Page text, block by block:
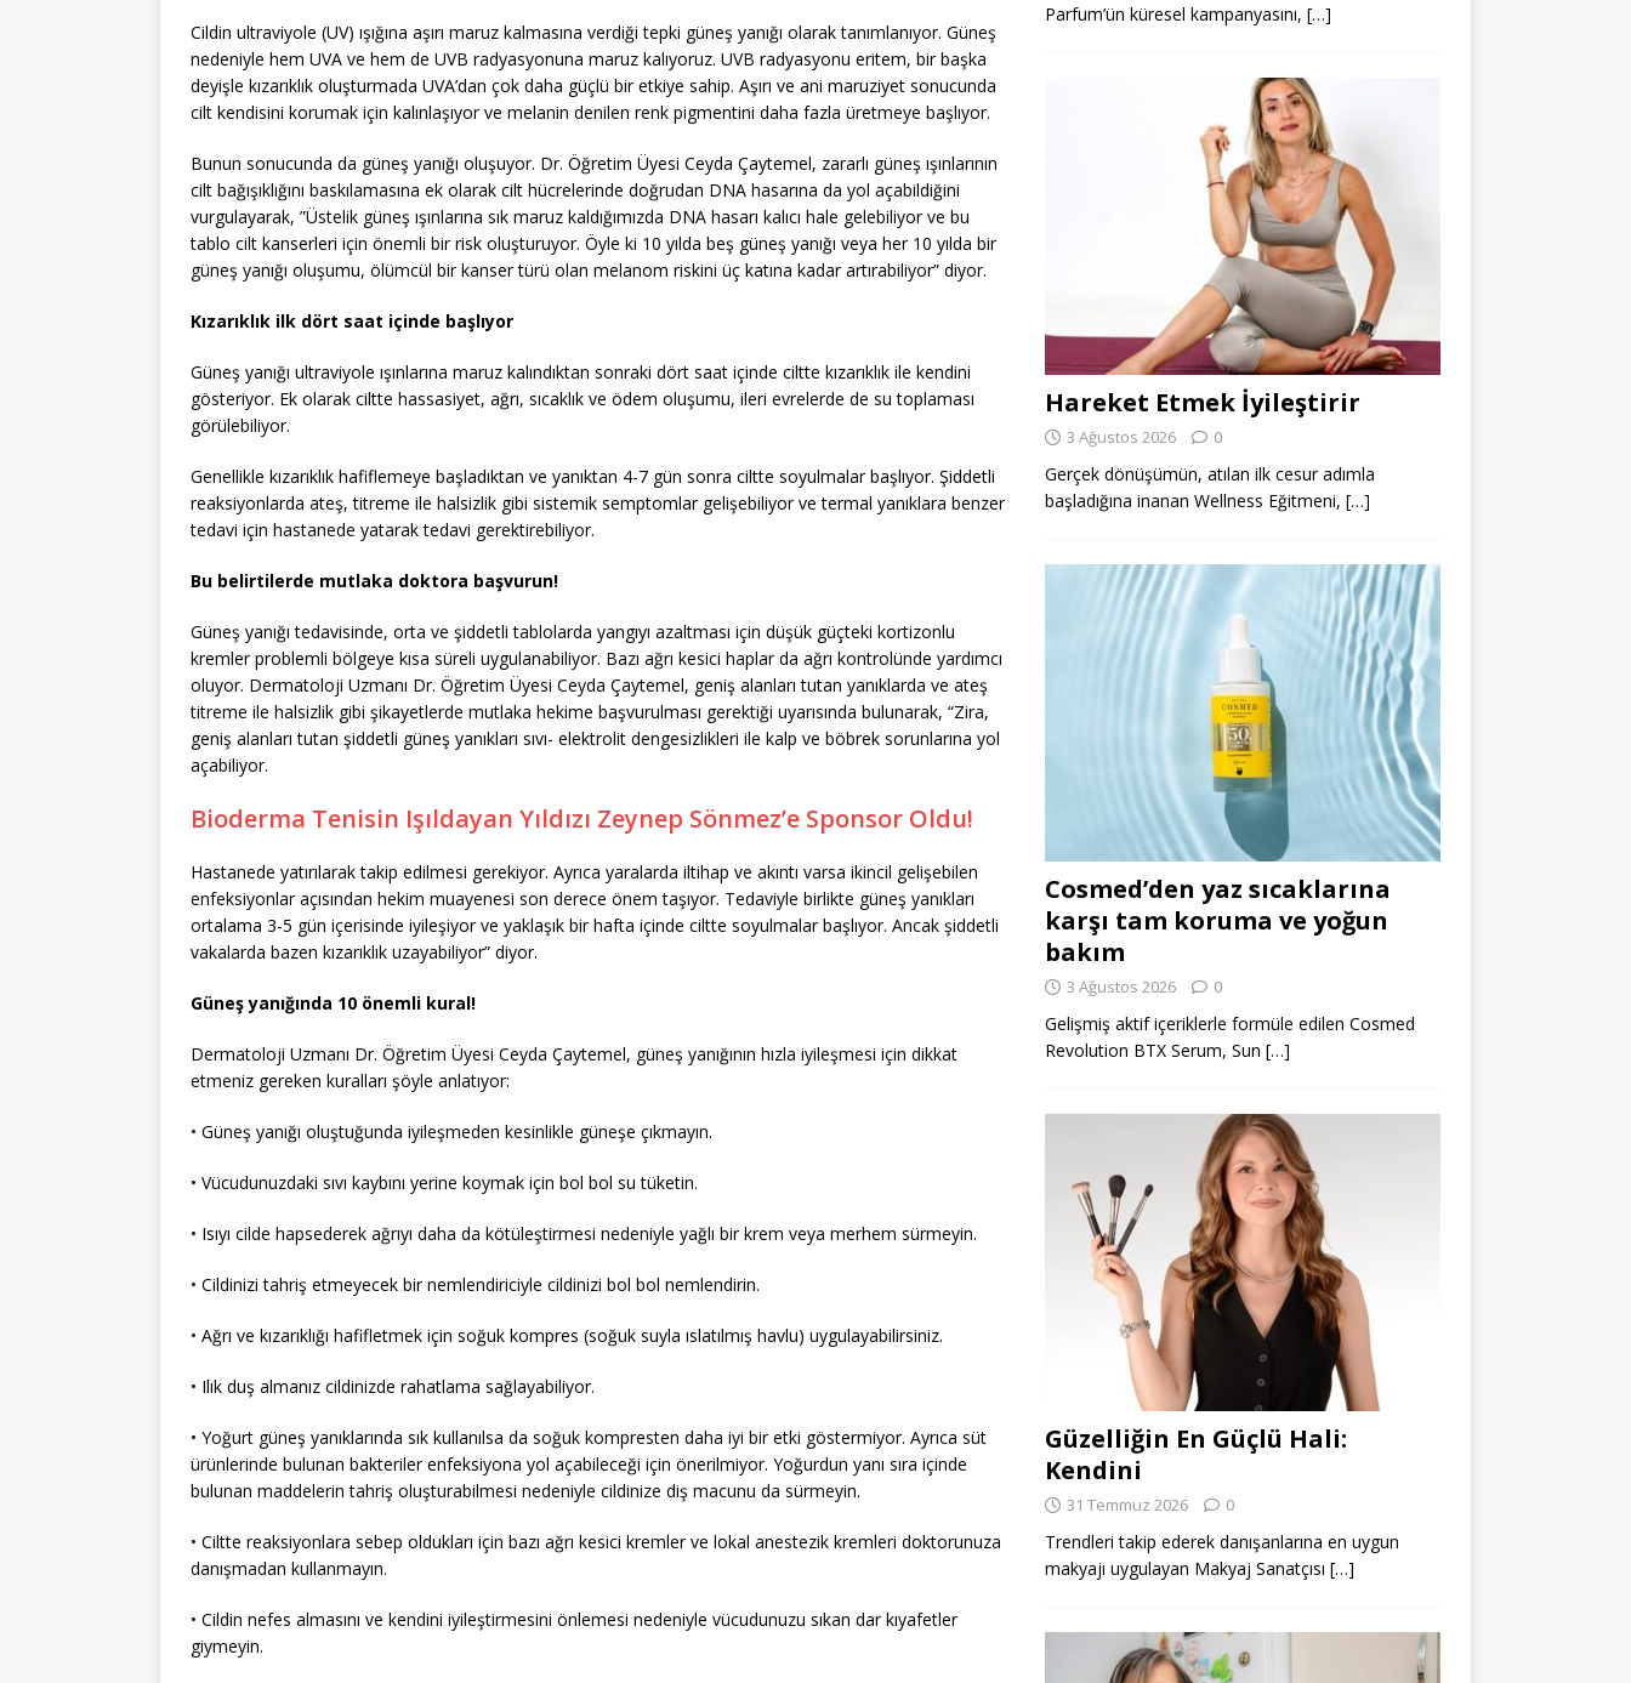
Cildin ultraviyole (UV) ışığına aşırı maruz kalmasına verdiği tepki güneş yanığı olarak tanımlanıyor. Güneş
nedeniyle hem UVA ve hem de UVB radyasyonuna maruz kalıyoruz. UVB radyasyonu eritem, bir başka
deyişle kızarıklık oluşturmada UVA’dan çok daha güçlü bir etkiye sahip. Aşırı ve ani maruziyet sonucunda
cilt kendisini korumak için kalınlaşıyor ve melanin denilen renk pigmentini daha fazla üretmeye başlıyor.
Bunun sonucunda da güneş yanığı oluşuyor. Dr. Öğretim Üyesi Ceyda Çaytemel, zararlı güneş ışınlarının
cilt bağışıklığını baskılamasına ek olarak cilt hücrelerinde doğrudan DNA hasarına da yol açabildiğini
vurgulayarak, ”Üstelik güneş ışınlarına sık maruz kaldığımızda DNA hasarı kalıcı hale gelebiliyor ve bu
tablo cilt kanserleri için önemli bir risk oluşturuyor. Öyle ki 10 yılda beş güneş yanığı veya her 10 yılda bir
güneş yanığı oluşumu, ölümcül bir kanser türü olan melanom riskini üç katına kadar artırabiliyor” diyor.
Kızarıklık ilk dört saat içinde başlıyor
Güneş yanığı ultraviyole ışınlarına maruz kalındıktan sonraki dört saat içinde ciltte kızarıklık ile kendini
gösteriyor. Ek olarak ciltte hassasiyet, ağrı, sıcaklık ve ödem oluşumu, ileri evrelerde de su toplaması
görülebiliyor.
Genellikle kızarıklık hafiflemeye başladıktan ve yanıktan 4-7 gün sonra ciltte soyulmalar başlıyor. Şiddetli
reaksiyonlarda ateş, titreme ile halsizlik gibi sistemik semptomlar gelişebiliyor ve termal yanıklara benzer
tedavi için hastanede yatarak tedavi gerektirebiliyor.
Bu belirtilerde mutlaka doktora başvurun!
Güneş yanığı tedavisinde, orta ve şiddetli tablolarda yangıyı azaltması için düşük güçteki kortizonlu
kremler problemli bölgeye kısa süreli uygulanabiliyor. Bazı ağrı kesici haplar da ağrı kontrolünde yardımcı
oluyor. Dermatoloji Uzmanı Dr. Öğretim Üyesi Ceyda Çaytemel, geniş alanları tutan yanıklarda ve ateş
titreme ile halsizlik gibi şikayetlerde mutlaka hekime başvurulması gerektiği uyarısında bulunarak, “Zira,
geniş alanları tutan şiddetli güneş yanıkları sıvı- elektrolit dengesizlikleri ile kalp ve böbrek sorunlarına yol
açabiliyor.
Bioderma Tenisin Işıldayan Yıldızı Zeynep Sönmez’e Sponsor Oldu!
Hastanede yatırılarak takip edilmesi gerekiyor. Ayrıca yaralarda iltihap ve akıntı varsa ikincil gelişebilen
enfeksiyonlar açısından hekim muayenesi son derece önem taşıyor. Tedaviyle birlikte güneş yanıkları
ortalama 3-5 gün içerisinde iyileşiyor ve yaklaşık bir hafta içinde ciltte soyulmalar başlıyor. Ancak şiddetli
vakalarda bazen kızarıklık uzayabiliyor” diyor.
Güneş yanığında 10 önemli kural!
Dermatoloji Uzmanı Dr. Öğretim Üyesi Ceyda Çaytemel, güneş yanığının hızla iyileşmesi için dikkat
etmeniz gereken kuralları şöyle anlatıyor:
• Güneş yanığı oluştuğunda iyileşmeden kesinlikle güneşe çıkmayın.
• Vücudunuzdaki sıvı kaybını yerine koymak için bol bol su tüketin.
• Isıyı cilde hapsederek ağrıyı daha da kötüleştirmesi nedeniyle yağlı bir krem veya merhem sürmeyin.
• Cildinizi tahriş etmeyecek bir nemlendiriciyle cildinizi bol bol nemlendirin.
• Ağrı ve kızarıklığı hafifletmek için soğuk kompres (soğuk suyla ıslatılmış havlu) uygulayabilirsiniz.
• Ilık duş almanız cildinizde rahatlama sağlayabiliyor.
• Yoğurt güneş yanıklarında sık kullanılsa da soğuk kompresten daha iyi bir etki göstermiyor. Ayrıca süt
ürünlerinde bulunan bakteriler enfeksiyona yol açabileceği için önerilmiyor. Yoğurdun yanı sıra içinde
bulunan maddelerin tahriş oluşturabilmesi nedeniyle cildinize diş macunu da sürmeyin.
• Ciltte reaksiyonlara sebep oldukları için bazı ağrı kesici kremler ve lokal anestezik kremleri doktorunuza
danışmadan kullanmayın.
• Cildin nefes almasını ve kendini iyileştirmesini önlemesi nedeniyle vücudunuzu sıkan dar kıyafetler
giymeyin.
Parfum’ün küresel kampanyasını, […]
Hareket Etmek İyileştirir
3 Ağustos 2026 0
Gerçek dönüşümün, atılan ilk cesur adımla
başladığına inanan Wellness Eğitmeni, […]
Cosmed’den yaz sıcaklarına
karşı tam koruma ve yoğun
bakım
3 Ağustos 2026 0
Gelişmiş aktif içeriklerle formüle edilen Cosmed
Revolution BTX Serum, Sun […]
Güzelliğin En Güçlü Hali:
Kendini
31 Temmuz 2026 0
Trendleri takip ederek danışanlarına en uygun
makyajı uygulayan Makyaj Sanatçısı […]